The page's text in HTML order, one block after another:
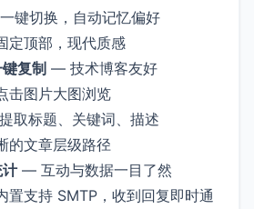
键切换，自动记忆偏好
定顶部，现代质感
复制 — 技术博客友好
击图片大图浏览
取标题、关键词、描述
的文章层级路径
— 互动与数据一目了然
支持 SMTP，收到回复即时通